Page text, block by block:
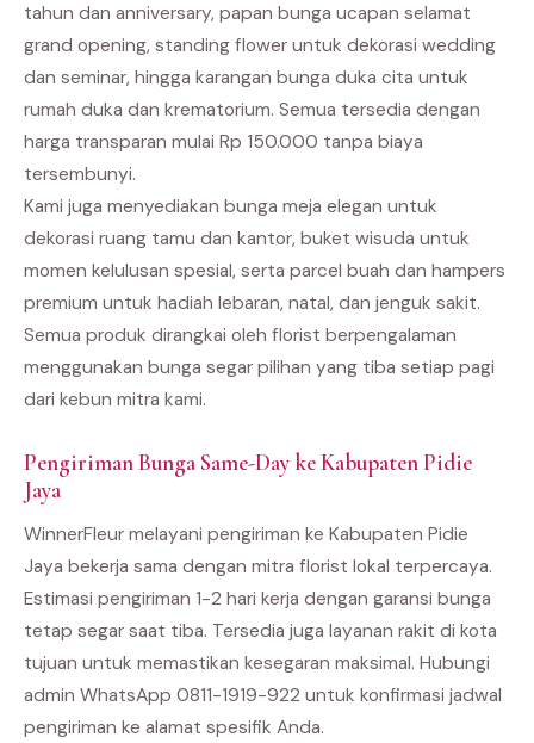
tahun dan anniversary, papan bunga ucapan selamat
grand opening, standing flower untuk dekorasi wedding
dan seminar, hingga karangan bunga duka cita untuk
rumah duka dan krematorium. Semua tersedia dengan
harga transparan mulai Rp 150.000 tanpa biaya
tersembunyi.
Kami juga menyediakan bunga meja elegan untuk
dekorasi ruang tamu dan kantor, buket wisuda untuk
momen kelulusan spesial, serta parcel buah dan hampers
premium untuk hadiah lebaran, natal, dan jenguk sakit.
Semua produk dirangkai oleh florist berpengalaman
menggunakan bunga segar pilihan yang tiba setiap pagi
dari kebun mitra kami.
Pengiriman Bunga Same-Day ke Kabupaten Pidie
Jaya
WinnerFleur melayani pengiriman ke Kabupaten Pidie
Jaya bekerja sama dengan mitra florist lokal terpercaya.
Estimasi pengiriman 1-2 hari kerja dengan garansi bunga
tetap segar saat tiba. Tersedia juga layanan rakit di kota
tujuan untuk memastikan kesegaran maksimal. Hubungi
admin WhatsApp 0811-1919-922 untuk konfirmasi jadwal
pengiriman ke alamat spesifik Anda.